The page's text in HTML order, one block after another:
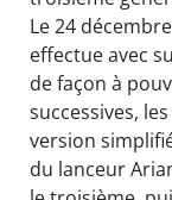
Le 24
effectue avec
de façon à
successives,
version
du lanceur